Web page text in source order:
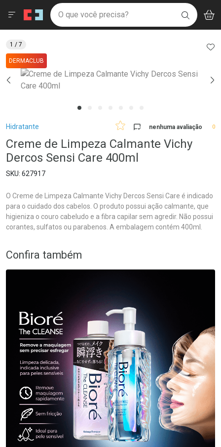
Drogaria São Paulo
Ir direto para a home
pela página
Ir direto para o conteúdo
Ir direto para a busca
Ir direto para a conta
Ir direto para a ajuda
Ir direto para a notificações
Ir direto para o carrinho
Ir direto para o menu
Faça a sua busca
O que você precisa? BUSCAR
Menu
Breadcrumb
Hidratante nenhuma avaliação 0
Creme de Limpeza Calmante Vichy
Dercos Sensi Care 400ml
627917
O Creme de Limpeza Calmante Vichy Dercos Sensi Care é indicado
para o cuidado dos cabelos. O produto possui ação calmante, que
higieniza o couro cabeludo e a fibra capilar sem agredir. Não possui
corantes, sulfatos ou parabenos. A embalagem contém 400ml.
DERMACLUB
1 / 7
Confira também